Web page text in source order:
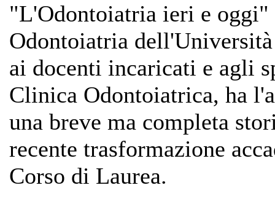
"L'Odontoiatria ieri e oggi"
Odontoiatria
ai docenti incaricati e agli
Clinica Odontoiatrica, ha
una breve ma completa
recente trasformazione
Corso di Laurea.